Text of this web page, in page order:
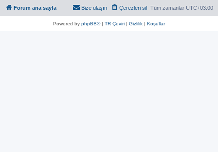
Forum ana sayfa Tüm zamanlar UTC+03:00
Çerezleri sil
Bize ulaşın
Powered by phpBB®| TR Çeviri | Gizlilik | Koşullar